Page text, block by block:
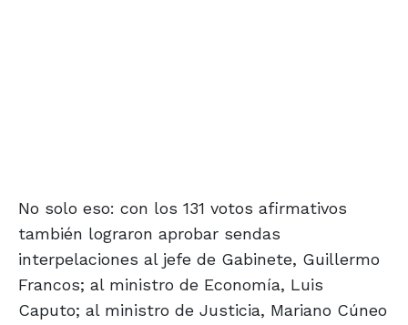
No solo eso: con los 131 votos afirmativos
también lograron aprobar sendas
interpelaciones al jefe de Gabinete, Guillermo
Francos; al ministro de Economía, Luis
Caputo; al ministro de Justicia, Mariano Cúneo